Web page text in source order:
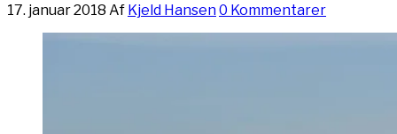
17. januar 2018 Af Kjeld Hansen0 Kommentarer